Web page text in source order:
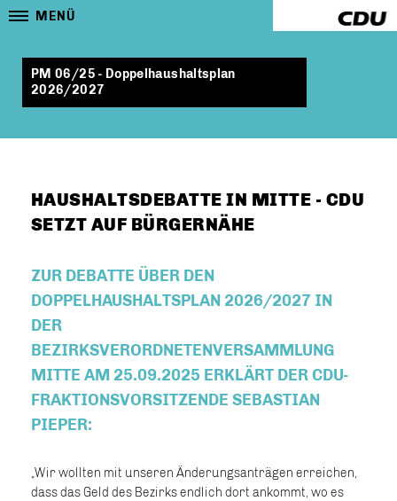
MENÜ
PM 06/25 - Doppelhaushaltsplan
2026/2027
HAUSHALTSDEBATTE IN MITTE - CDU
SETZT AUF BÜRGERNÄHE
ZUR DEBATTE ÜBER DEN
DOPPELHAUSHALTSPLAN 2026/2027 IN
DER
BEZIRKSVERORDNETENVERSAMMLUNG
MITTE AM 25.09.2025 ERKLÄRT DER CDU-
FRAKTIONSVORSITZENDE SEBASTIAN
PIEPER:
Wir wollten mit unseren Änderungsanträgen erreichen,
dass das Geld des Bezirks endlich dort ankommt, wo es